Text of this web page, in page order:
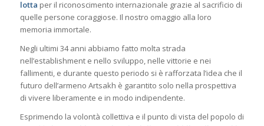
lotta per il riconoscimento internazionale grazie al sacrificio di
quelle persone coraggiose. Il nostro omaggio alla loro
memoria immortale.
Negli ultimi 34 anni abbiamo fatto molta strada
nell’establishment e nello sviluppo, nelle vittorie e nei
fallimenti, e durante questo periodo si è rafforzata l’idea che il
futuro dell’armeno Artsakh è garantito solo nella prospettiva
di vivere liberamente e in modo indipendente.
Esprimendo la volontà collettiva e il punto di vista del popolo di